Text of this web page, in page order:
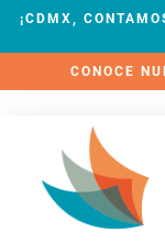
¡CDMX,
CONOCE